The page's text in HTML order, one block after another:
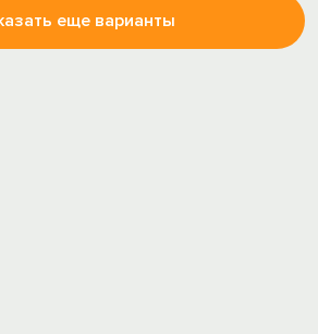
еще варианты